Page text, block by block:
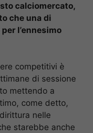
calciomercato,
che una di
l’ennesimo
competitivi è
di sessione
mettendo a
come detto,
nelle
starebbe anche